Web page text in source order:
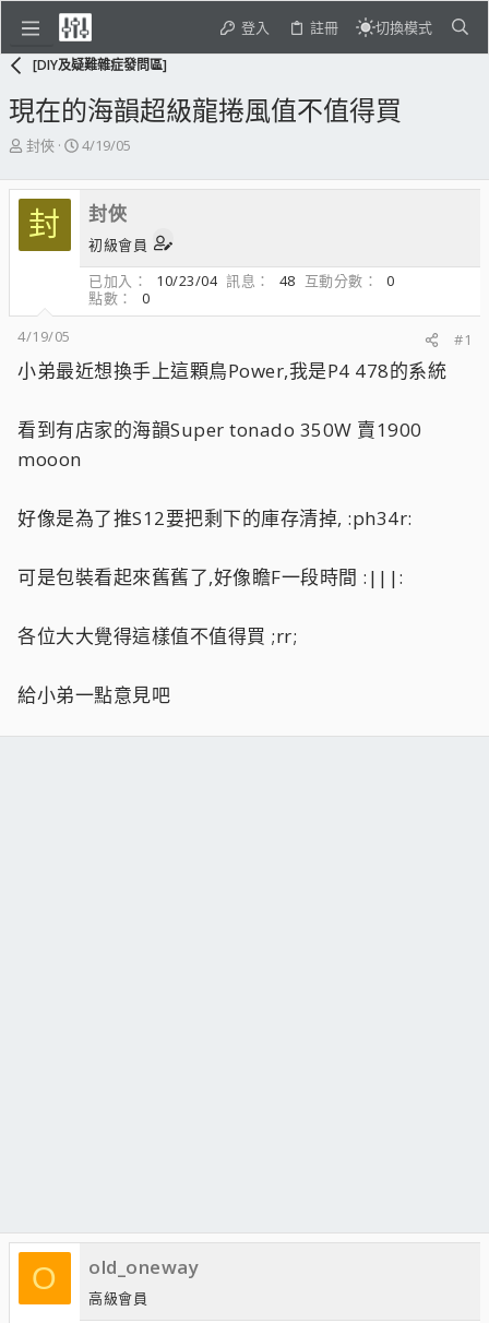
登入 註冊 切換模式
[DIY及疑難雜症發問區]
現在的海韻超級龍捲風值不值得買
主
發
起
人
封俠
開
日
期
4/19/05
封 封俠
初級會員
已加入
10/23/04 訊息 48 互動分數
0
點數
0
4/19/05
#1
小弟最近想換手上這顆鳥Power,我是P4 478的系統
看到有店家的海韻Super tonado 350W 賣1900
mooon
好像是為了推S12要把剩下的庫存清掉, :ph34r:
可是包裝看起來舊舊了,好像瞻F一段時間 :|||:
各位大大覺得這樣值不值得買 ;rr;
給小弟一點意見吧
O old_oneway
高級會員